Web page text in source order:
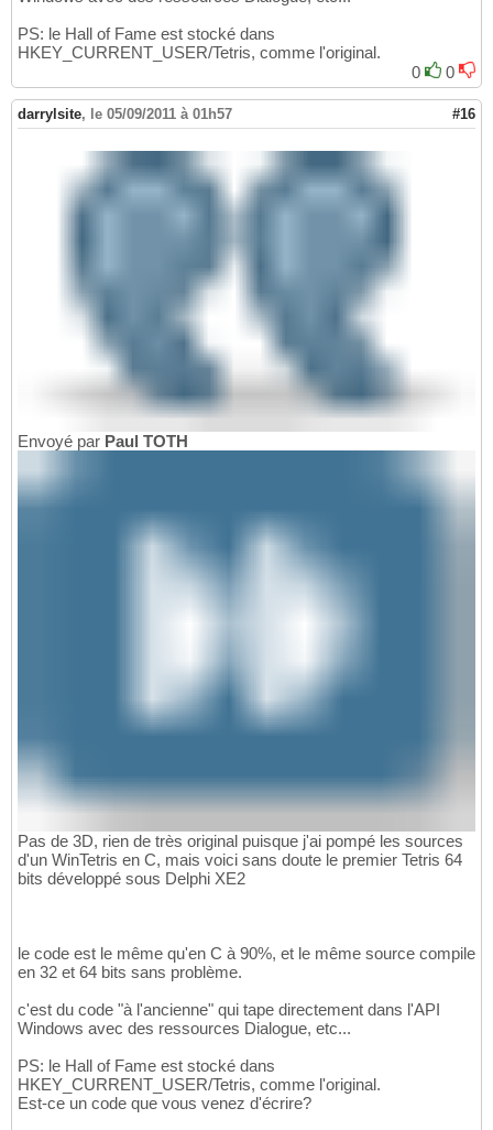
PS: le Hall of Fame est stocké dans
HKEY_CURRENT_USER/Tetris, comme l'original.
0
0
darrylsite, le 05/09/2011 à 01h57 #16
Envoyé par Paul TOTH
Pas de 3D, rien de très original puisque j'ai pompé les sources
d'un WinTetris en C, mais voici sans doute le premier Tetris 64
bits développé sous Delphi XE2
le code est le même qu'en C à 90%, et le même source compile
en 32 et 64 bits sans problème.
c'est du code "à l'ancienne" qui tape directement dans l'API
Windows avec des ressources Dialogue, etc...
PS: le Hall of Fame est stocké dans
HKEY_CURRENT_USER/Tetris, comme l'original.
Est-ce un code que vous venez d'écrire?